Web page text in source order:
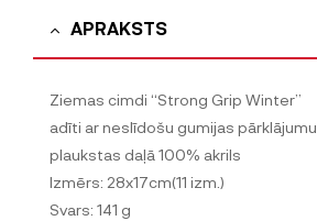
APRAKSTS
Ziemas cimdi “Strong Grip Winter”
adīti ar neslīdošu gumijas pārklājumu
plaukstas daļā 100% akrils
Izmērs: 28x17cm(11 izm.)
Svars: 141 g